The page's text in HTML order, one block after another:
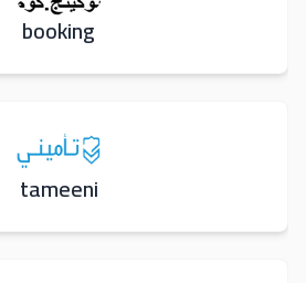
booking
tameeni